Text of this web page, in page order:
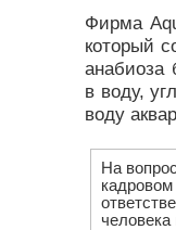
Фирма
который
анабиоза
в воду,
воду
На
кадровом